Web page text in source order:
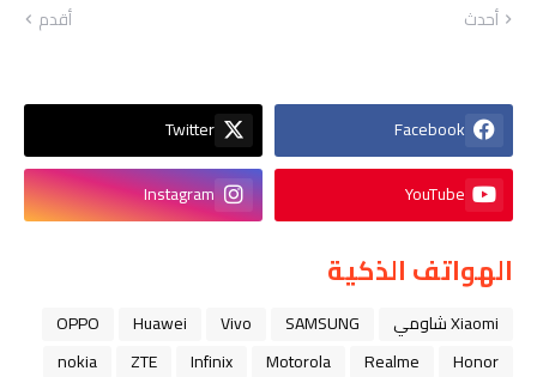
أحدث أقدم
Facebook
Twitter
YouTube
Instagram
الهواتف الذكية
Xiaomi شاومي SAMSUNG
Vivo
Huawei
OPPO
Honor
Realme
Motorola
Infinix
ZTE
nokia